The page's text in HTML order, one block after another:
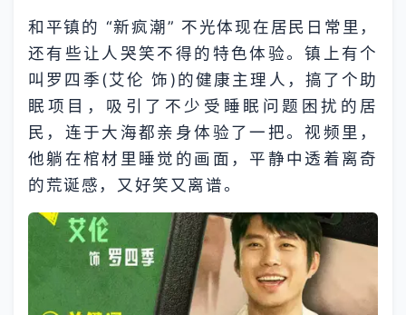
和平镇的 “新疯潮” 不光体现在居民日常里，
还有些让人哭笑不得的特色体验。镇上有个
叫罗四季(艾伦 饰)的健康主理人，搞了个助
眠项目，吸引了不少受睡眠问题困扰的居
民，连于大海都亲身体验了一把。视频里，
他躺在棺材里睡觉的画面，平静中透着离奇
的荒诞感，又好笑又离谱。